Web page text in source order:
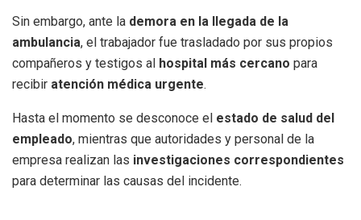
Sin embargo, ante la demora en la llegada de la
ambulancia, el trabajador fue trasladado por sus propios
compañeros y testigos al hospital más cercano para
recibir atención médica urgente.
Hasta el momento se desconoce el estado de salud del
empleado, mientras que autoridades y personal de la
empresa realizan las investigaciones correspondientes
para determinar las causas del incidente.